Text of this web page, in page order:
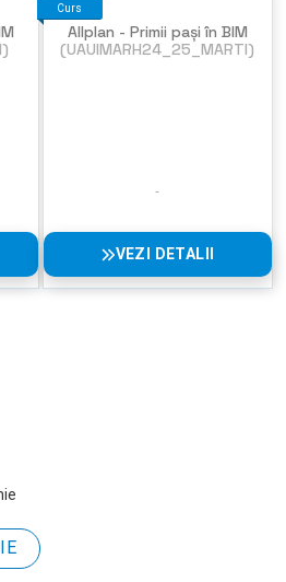
Curs
Allplan - Primii pași în BIM
(UAUIMARH24_25_MARTI)
VEZI DETALII